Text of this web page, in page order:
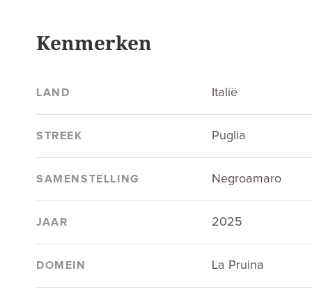
Kenmerken
LAND Italië
STREEK Puglia
SAMENSTELLING Negroamaro
JAAR 2025
DOMEIN La Pruina